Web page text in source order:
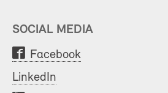
SOCIAL MEDIA
Facebook
LinkedIn